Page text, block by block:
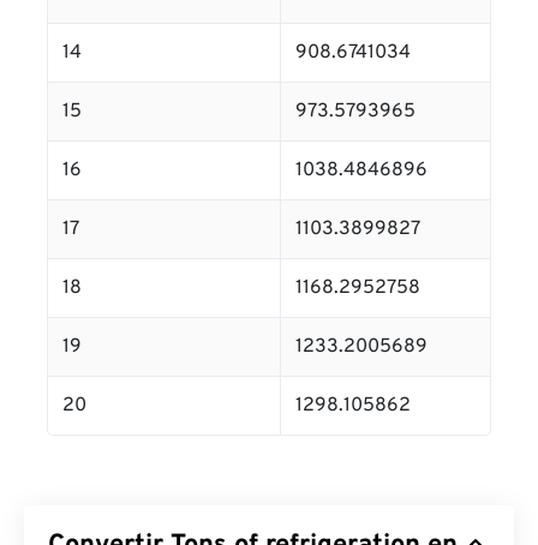
14 908.6741034
15 973.5793965
16 1038.4846896
17 1103.3899827
18 1168.2952758
19 1233.2005689
20 1298.105862